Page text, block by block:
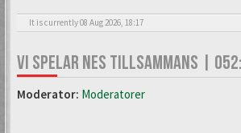
It is currently 08 Aug 2026, 18:17
VI SPELAR NES TILLSAMMANS |
Moderator: Moderatorer